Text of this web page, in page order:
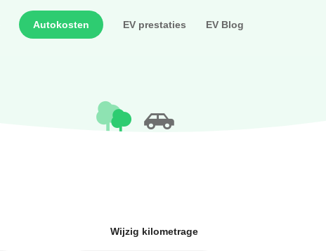
Autokosten EV prestaties EV Blog
Wijzig kilometrage